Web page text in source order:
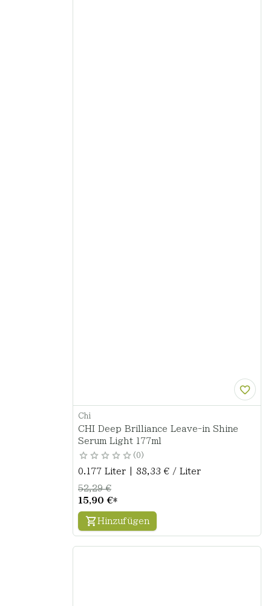
Chi
CHI Deep Brilliance Leave-in Shine
Serum Light 177ml
0
0.177 Liter | 88,33 € / Liter
15,90 €*
52,29 €
Hinzufügen